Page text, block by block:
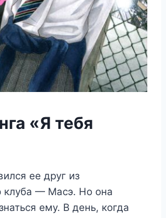
«Я тебя
ее друг из
клуба — Масэ. Но она
ему. В день, когда